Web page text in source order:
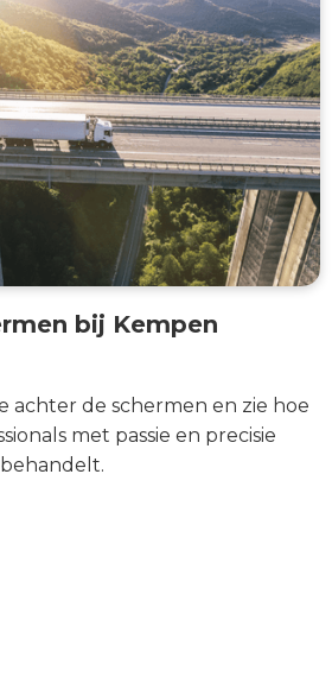
bij Kempen
achter de schermen en zie hoe
met passie en precisie